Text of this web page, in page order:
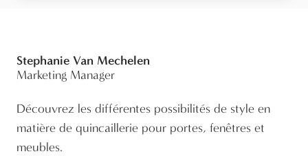
Stephanie Van Mechelen
Marketing Manager
Découvrez les différentes possibilités de style en
matière de quincaillerie pour portes, fenêtres et
meubles.